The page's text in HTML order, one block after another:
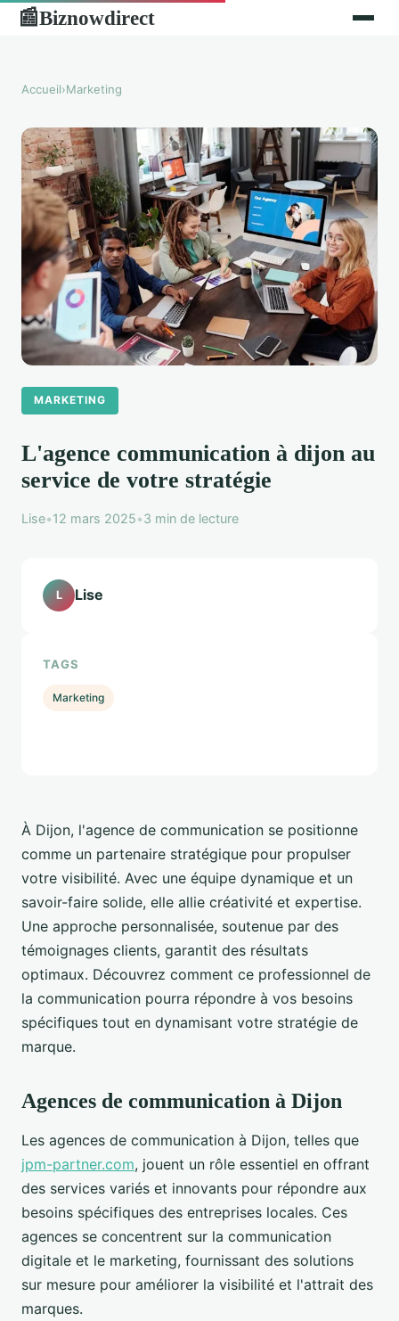
📰Biznowdirect
Accueil›Marketing
MARKETING
L'agence communication à dijon au
service de votre stratégie
Lise•12 mars 2025•3 min de lecture
À Dijon, l'agence de communication se positionne
comme un partenaire stratégique pour propulser
votre visibilité. Avec une équipe dynamique et un
savoir-faire solide, elle allie créativité et expertise.
Une approche personnalisée, soutenue par des
témoignages clients, garantit des résultats
optimaux. Découvrez comment ce professionnel de
la communication pourra répondre à vos besoins
spécifiques tout en dynamisant votre stratégie de
marque.
Agences de communication à Dijon
Les agences de communication à Dijon, telles que
jpm-partner.com, jouent un rôle essentiel en offrant
des services variés et innovants pour répondre aux
besoins spécifiques des entreprises locales. Ces
agences se concentrent sur la communication
digitale et le marketing, fournissant des solutions
sur mesure pour améliorer la visibilité et l'attrait des
marques.
L Lise
TAGS
Marketing